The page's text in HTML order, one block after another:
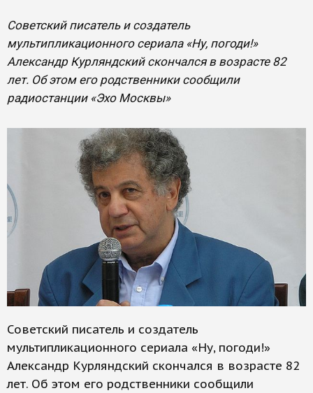
Советский писатель и создатель
мультипликационного сериала «Ну, погоди!»
Александр Курляндский скончался в возрасте 82
лет. Об этом его родственники сообщили
радиостанции «Эхо Москвы»
Советский писатель и создатель
мультипликационного сериала «Ну, погоди!»
Александр Курляндский скончался в возрасте 82
лет. Об этом его родственники сообщили